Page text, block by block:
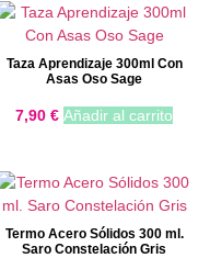
Taza Aprendizaje 300ml Con
Asas Oso Sage
7,90 € Añadir al carrito
Termo Acero Sólidos 300 ml.
Saro Constelación Gris